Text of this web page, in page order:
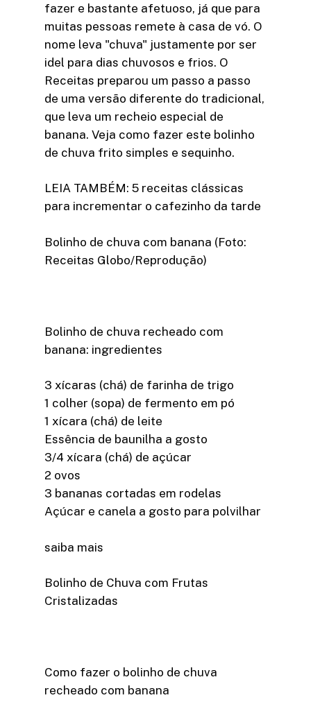
fazer e bastante afetuoso, já que para
muitas pessoas remete à casa de vó. O
nome leva "chuva" justamente por ser
idel para dias chuvosos e frios. O
Receitas preparou um passo a passo
de uma versão diferente do tradicional,
que leva um recheio especial de
banana. Veja como fazer este bolinho
de chuva frito simples e sequinho.
LEIA TAMBÉM: 5 receitas clássicas
para incrementar o cafezinho da tarde
Bolinho de chuva com banana (Foto:
Receitas Globo/Reprodução)
Bolinho de chuva recheado com
banana: ingredientes
3 xícaras (chá) de farinha de trigo
1 colher (sopa) de fermento em pó
1 xícara (chá) de leite
Essência de baunilha a gosto
3/4 xícara (chá) de açúcar
2 ovos
3 bananas cortadas em rodelas
Açúcar e canela a gosto para polvilhar
saiba mais
Bolinho de Chuva com Frutas
Cristalizadas
Como fazer o bolinho de chuva
recheado com banana